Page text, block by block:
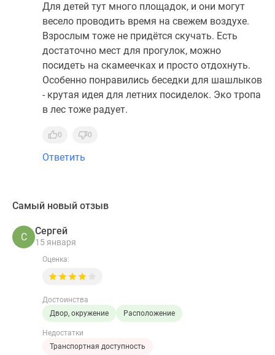
Для детей тут много площадок, и они могут
весело проводить время на свежем воздухе.
Взрослым тоже не придётся скучать. Есть
достаточно мест для прогулок, можно
посидеть на скамеечках и просто отдохнуть.
Особенно понравились беседки для шашлыков
- крутая идея для летних посиделок. Эко тропа
в лес тоже радует.
0 0
Ответить
Самый новый отзыв
С
Сергей
15 января
Оценка:
Достоинства
Двор, окружение
Расположение
Недостатки
Транспортная доступность